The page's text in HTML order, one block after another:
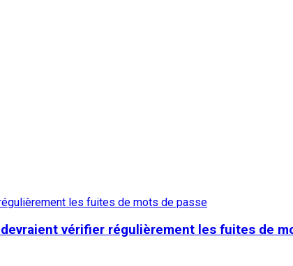
vérifier régulièrement les fuites de